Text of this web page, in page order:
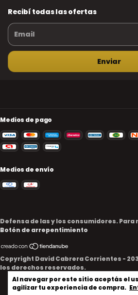
Al navegar por este sitio aceptás el
agilizar tu experiencia de compra.
Recibí todas las ofertas
Medios de pago
Medios de envío
Defensa de las y los consumidores. Para
Botón de arrepentimiento
Copyright David Cabrera Corrientes -
los derechos reservados.